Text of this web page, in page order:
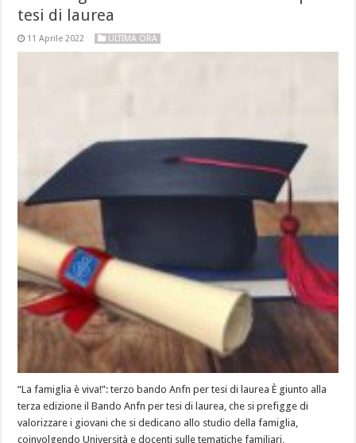
tesi di laurea
11 Aprile 2022 ULTIMA ORA
“La famiglia è viva!”: terzo bando Anfn per tesi di laurea È giunto alla
terza edizione il Bando Anfn per tesi di laurea, che si prefigge di
valorizzare i giovani che si dedicano allo studio della famiglia,
coinvolgendo Università e docenti sulle tematiche familiari,